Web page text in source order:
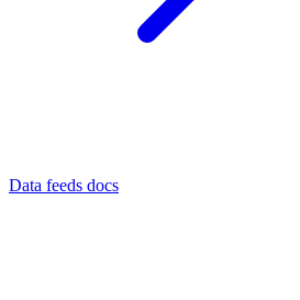
Data feeds docs